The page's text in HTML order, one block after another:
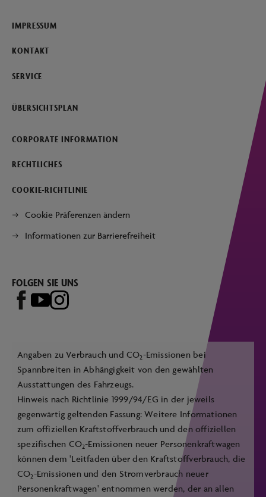
IMPRESSUM
KONTAKT
SERVICE
ÜBERSICHTSPLAN
CORPORATE INFORMATION
RECHTLICHES
COOKIE-RICHTLINIE
Cookie Präferenzen ändern
Informationen zur Barrierefreiheit
FOLGEN SIE UNS
Angaben zu Verbrauch und CO2-Emissionen bei
Spannbreiten in Abhängigkeit von den gewählten
Ausstattungen des Fahrzeugs.
Hinweis nach Richtlinie 1999/94/EG in der jeweils
gegenwärtig geltenden Fassung: Weitere Informationen
zum offiziellen Kraftstoffverbrauch und den offiziellen
spezifischen CO2-Emissionen neuer Personenkraftwagen
können dem 'Leitfaden über den Kraftstoffverbrauch, die
CO2-Emissionen und den Stromverbrauch neuer
Personenkraftwagen' entnommen werden, der an allen